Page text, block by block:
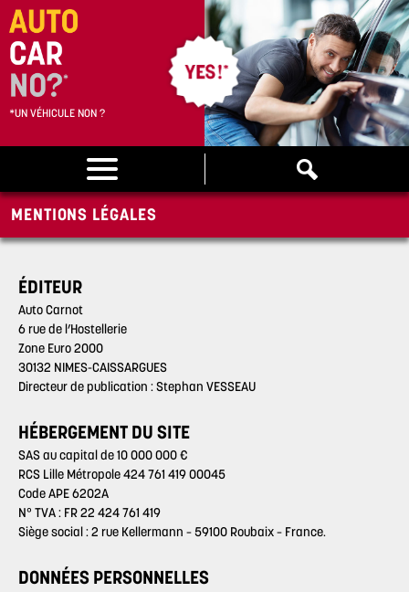
*UN VÉHICULE NON ?
MENTIONS LÉGALES
ÉDITEUR
Auto Carnot
6 rue de l’Hostellerie
Zone Euro 2000
30132 NIMES-CAISSARGUES
Directeur de publication : Stephan VESSEAU
HÉBERGEMENT DU SITE
SAS au capital de 10 000 000 €
RCS Lille Métropole 424 761 419 00045
Code APE 6202A
N° TVA : FR 22 424 761 419
Siège social : 2 rue Kellermann – 59100 Roubaix – France.
DONNÉES PERSONNELLES